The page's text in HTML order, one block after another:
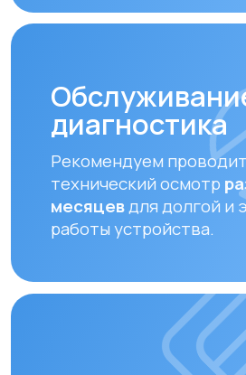
Какая
вам?
Пройдите быстрый тест и
получитебесплатный расчет
вентиляции
для вашего помещения
Рассчитать